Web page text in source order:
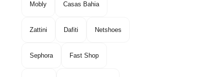
Mobly Casas Bahia
Zattini Dafiti Netshoes
Sephora Fast Shop